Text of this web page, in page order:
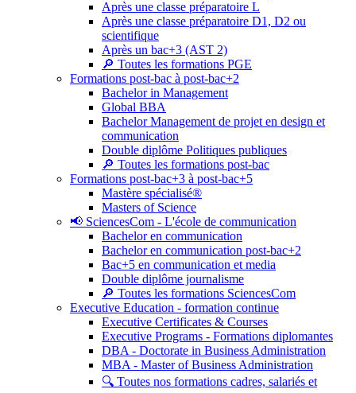
Après une classe préparatoire L
Après une classe préparatoire D1, D2 ou
scientifique
Après un bac+3 (AST 2)
🔎 Toutes les formations PGE
Formations post-bac à post-bac+2
Bachelor in Management
Global BBA
Bachelor Management de projet en design et
communication
Double diplôme Politiques publiques
🔎 Toutes les formations post-bac
Formations post-bac+3 à post-bac+5
Mastère spécialisé®
Masters of Science
📢 SciencesCom - L'école de communication
Bachelor en communication
Bachelor en communication post-bac+2
Bac+5 en communication et media
Double diplôme journalisme
🔎 Toutes les formations SciencesCom
Executive Education - formation continue
Executive Certificates & Courses
Executive Programs - Formations diplomantes
DBA - Doctorate in Business Administration
MBA - Master of Business Administration
🔍 Toutes nos formations cadres, salariés et